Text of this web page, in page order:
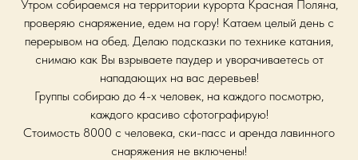
Утром собираемся на территории курорта Красная Поляна,
проверяю снаряжение, едем на гору! Катаем целый день с
перерывом на обед. Делаю подсказки по технике катания,
снимаю как Вы взрываете паудер и уворачиваетесь от
нападающих на вас деревьев!
Группы собираю до 4-х человек, на каждого посмотрю,
каждого красиво сфотографирую!
Стоимость 8000 с человека, ски-пасс и аренда лавинного
снаряжения не включены!